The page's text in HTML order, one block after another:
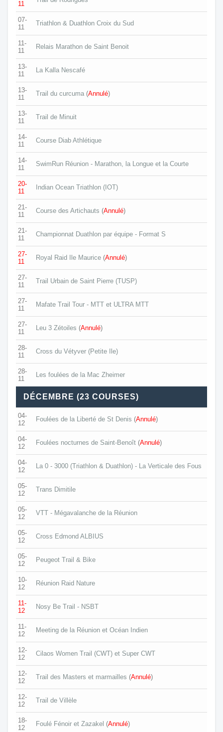
11
07-
11
Triathlon & Duathlon Croix du Sud
11-
11
Relais Marathon de Saint Benoit
13-
11
La Kalla Nescafé
13-
11
Trail du curcuma (Annulé)
13-
11
Trail de Minuit
14-
11
Course Diab Athlétique
14-
11
SwimRun Réunion - Marathon, la Longue et la Courte
20-
11
Indian Ocean Triathlon (IOT)
21-
11
Course des Artichauts (Annulé)
21-
11
Championnat Duathlon par équipe - Format S
27-
11
Royal Raid Ile Maurice (Annulé)
27-
11
Trail Urbain de Saint Pierre (TUSP)
27-
11
Mafate Trail Tour - MTT et ULTRA MTT
27-
11
Leu 3 Zétoiles (Annulé)
28-
11
Cross du Vétyver (Petite Ile)
28-
11
Les foulées de la Mac Zheimer
DÉCEMBRE (23 COURSES)
04-
12
Foulées de la Liberté de St Denis (Annulé)
04-
12
Foulées nocturnes de Saint-Benoît (Annulé)
04-
12
La 0 - 3000 (Triathlon & Duathlon) - La Verticale des Fous
05-
12
Trans Dimitile
05-
12
VTT - Mégavalanche de la Réunion
05-
12
Cross Edmond ALBIUS
05-
12
Peugeot Trail & Bike
10-
12
Réunion Raid Nature
11-
12
Nosy Be Trail - NSBT
11-
12
Meeting de la Réunion et Océan Indien
12-
12
Cilaos Women Trail (CWT) et Super CWT
12-
12
Trail des Masters et marmailles (Annulé)
12-
12
Trail de Villèle
18-
12
Foulé Fénoir et Zazakel (Annulé)